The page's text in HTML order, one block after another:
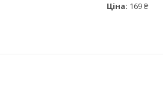
Ціна: 169 ₴